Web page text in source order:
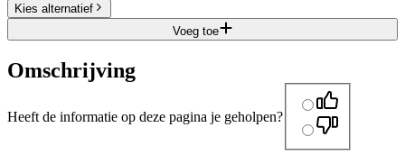
Kies alternatief
Voeg toe
Omschrijving
Heeft de informatie op deze pagina je geholpen?